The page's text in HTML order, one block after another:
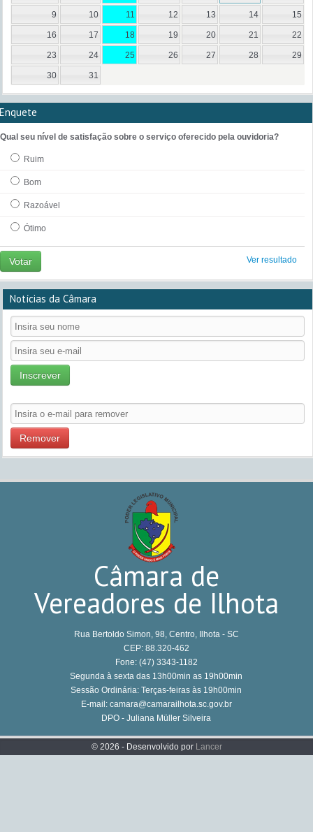
9 10 11 12 13 14 15
16 17 18 19 20 21 22
23 24 25 26 27 28 29
30 31
Enquete
Qual seu nível de satisfação sobre o serviço oferecido pela ouvidoria?
Ruim
Bom
Razoável
Ótimo
Votar Ver resultado
Notícias da Câmara
Inscrever
Remover
Câmara de
Vereadores de Ilhota
Rua Bertoldo Simon, 98, Centro, Ilhota - SC
CEP: 88.320-462
Fone: (47) 3343-1182
Segunda à sexta das 13h00min as 19h00min
Sessão Ordinária: Terças-feiras às 19h00min
E-mail: camara@camarailhota.sc.gov.br
DPO - Juliana Müller Silveira
© 2026 - Desenvolvido por Lancer